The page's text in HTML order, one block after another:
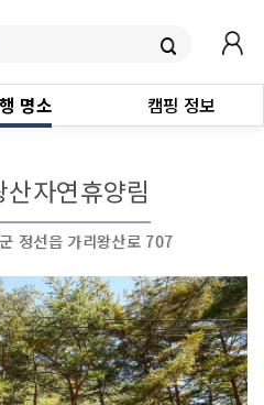
명소 캠핑 정보
자연휴양림
정선읍 가리왕산로 707